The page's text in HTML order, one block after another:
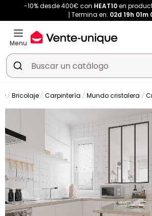
-10% desde 400€ con HEAT10en
Termina en: 02d 19h 00m
Menu
Bricolaje Carpintería Mundo cristalera